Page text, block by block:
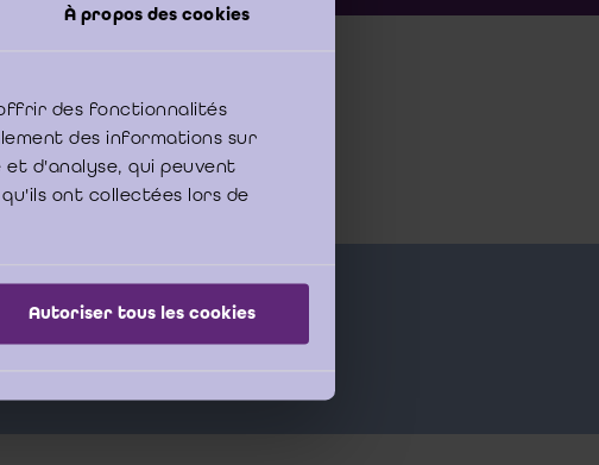
À propos des cookies
des fonctionnalités
des informations sur
d'analyse, qui peuvent
ont collectées lors de
Autoriser tous les cookies